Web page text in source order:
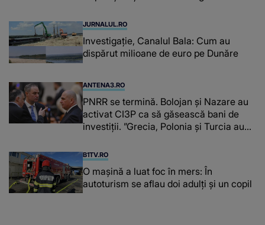
JURNALUL.RO
Investigație, Canalul Bala: Cum au
dispărut milioane de euro pe Dunăre
ANTENA3.RO
PNRR se termină. Bolojan și Nazare au
activat CI3P ca să găsească bani de
investiții. ”Grecia, Polonia şi Turcia au
B1TV.RO
O maşină a luat foc în mers: În
autoturism se aflau doi adulți și un copil